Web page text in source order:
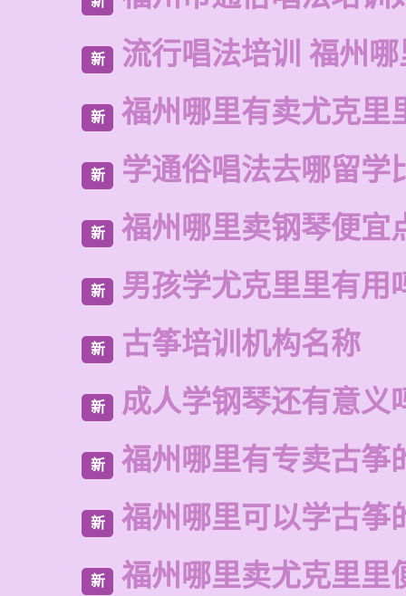
新 流行唱法培训 福州
新 福州哪里有卖尤克里
新 学通俗唱法去哪留学
新 福州哪里卖钢琴便宜
新 男孩学尤克里里有用
新 古筝培训机构名称
新 成人学钢琴还有意义
新 福州哪里有专卖古筝
新 福州哪里可以学古筝
新 福州哪里卖尤克里里